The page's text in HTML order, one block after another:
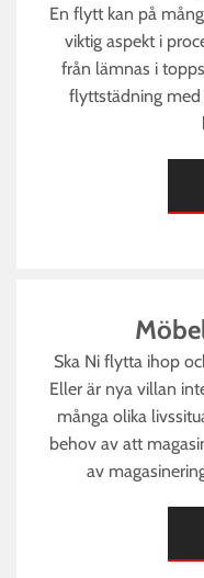
En flytt kan på
viktig aspekt i
från lämnas i
flyttstädning med
Ska Ni flytta ihop
Eller är nya villan
många olika
behov av att
av